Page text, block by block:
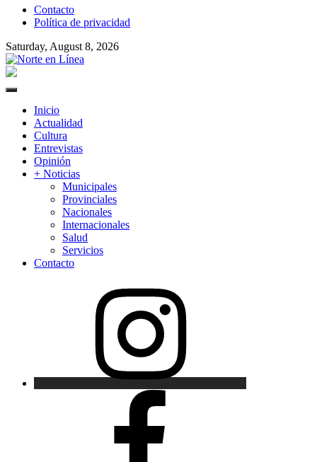
contentContacto
Política de privacidad
Saturday, August 8, 2026
Primary
Inicio
Actualidad
Cultura
Entrevistas
Opinión
+ Noticias
Municipales
Provinciales
Nacionales
Internacionales
Salud
Servicios
Contacto